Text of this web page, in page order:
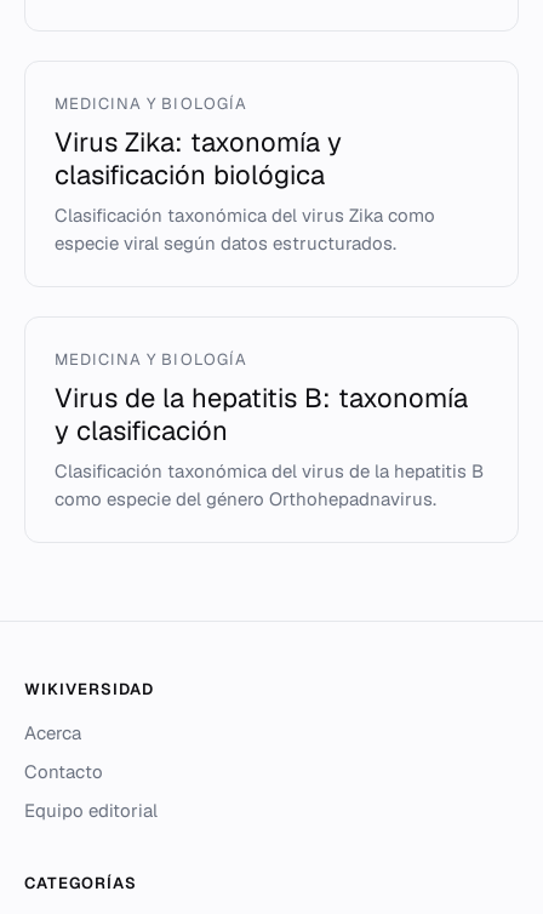
MEDICINA Y BIOLOGÍA
Virus Zika: taxonomía y
clasificación biológica
Clasificación taxonómica del virus Zika como
especie viral según datos estructurados.
MEDICINA Y BIOLOGÍA
Virus de la hepatitis B: taxonomía
y clasificación
Clasificación taxonómica del virus de la hepatitis B
como especie del género Orthohepadnavirus.
WIKIVERSIDAD
Acerca
Contacto
Equipo editorial
CATEGORÍAS